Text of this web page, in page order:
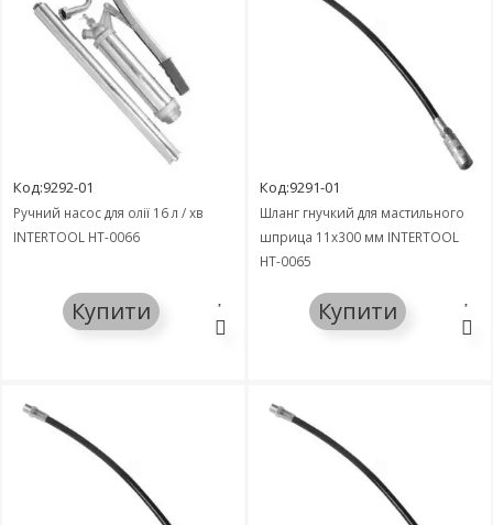
Код:9292-01
Ручний насос для олії 16 л / хв
INTERTOOL HT-0066
Купити
Код:9291-01
Шланг гнучкий для мастильного
шприца 11x300 мм INTERTOOL
HT-0065
Купити